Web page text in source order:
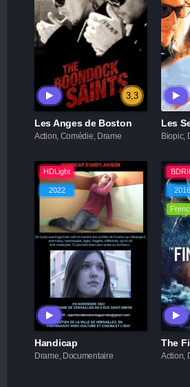
3,3
Les Anges de Boston
Action, Comédie, Drame Biopic,
HDLight
2022
Handicap
Drame, Documentaire
2016
The
Action,